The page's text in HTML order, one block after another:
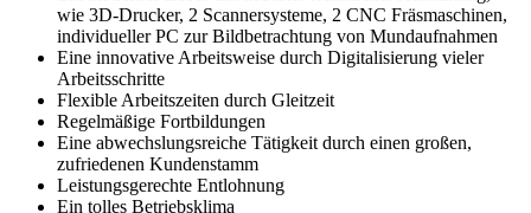
wie 3D-Drucker, 2 Scannersysteme, 2 CNC Fräsmaschinen,
individueller PC zur Bildbetrachtung von Mundaufnahmen
Eine innovative Arbeitsweise durch Digitalisierung vieler
Arbeitsschritte
Flexible Arbeitszeiten durch Gleitzeit
Regelmäßige Fortbildungen
Eine abwechslungsreiche Tätigkeit durch einen großen,
zufriedenen Kundenstamm
Leistungsgerechte Entlohnung
Ein tolles Betriebsklima